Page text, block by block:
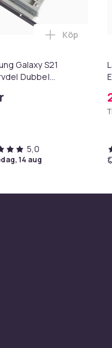
Lord of the Rings:
med Belysning /
Galaxy S21
Dubbel
Lägg till
Köp
5,0
14 aug